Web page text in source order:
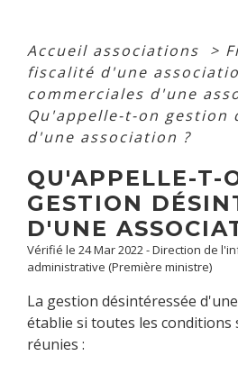
Accueil associations >
fiscalité d'une
commerciales d'une
Qu'appelle-t-on gestion
d'une association ?
QU'APPELLE-T-
GESTION
D'UNE
Vérifié le 24 Mar 2022 - Direction de
administrative (Première ministre)
La gestion désintéressée
établie si toutes les conditions
réunies :